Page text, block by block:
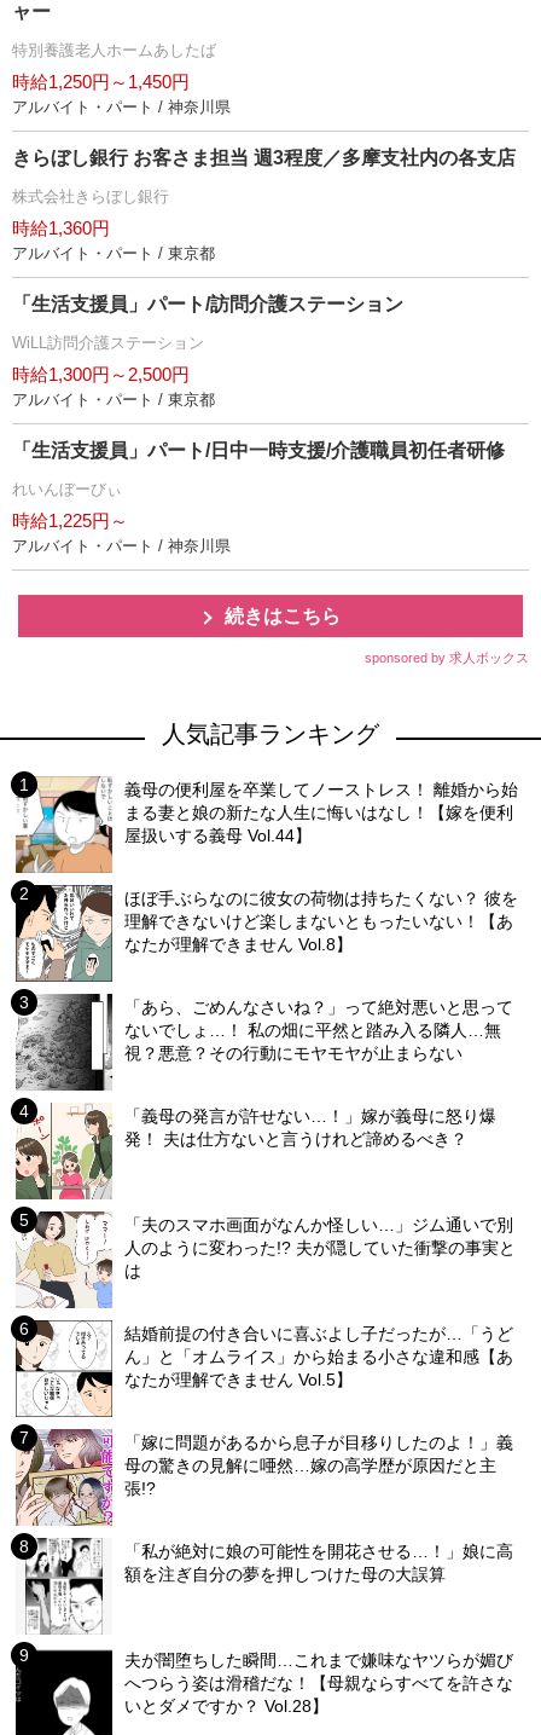
ャー
特別養護老人ホームあしたば
時給1,250円～1,450円
アルバイト・パート / 神奈川県
きらぼし銀行 お客さま担当 週3程度／多摩支社内の各支店
株式会社きらぼし銀行
時給1,360円
アルバイト・パート / 東京都
「生活支援員」パート/訪問介護ステーション
WiLL訪問介護ステーション
時給1,300円～2,500円
アルバイト・パート / 東京都
「生活支援員」パート/日中一時支援/介護職員初任者研修
れいんぼーびぃ
時給1,225円～
アルバイト・パート / 神奈川県
続きはこちら
sponsored by 求人ボックス
人気記事ランキング
義母の便利屋を卒業してノーストレス！ 離婚から始
まる妻と娘の新たな人生に悔いはなし！【嫁を便利
屋扱いする義母 Vol.44】
ほぼ手ぶらなのに彼女の荷物は持ちたくない？ 彼を
理解できないけど楽しまないともったいない！【あ
なたが理解できません Vol.8】
「あら、ごめんなさいね？」って絶対悪いと思って
ないでしょ…！ 私の畑に平然と踏み入る隣人…無
視？悪意？その行動にモヤモヤが止まらない
「義母の発言が許せない…！」嫁が義母に怒り爆
発！ 夫は仕方ないと言うけれど諦めるべき？
「夫のスマホ画面がなんか怪しい…」ジム通いで別
人のように変わった!? 夫が隠していた衝撃の事実と
は
結婚前提の付き合いに喜ぶよし子だったが…「うど
ん」と「オムライス」から始まる小さな違和感【あ
なたが理解できません Vol.5】
「嫁に問題があるから息子が目移りしたのよ！」義
母の驚きの見解に唖然…嫁の高学歴が原因だと主
張!?
「私が絶対に娘の可能性を開花させる…！」娘に高
額を注ぎ自分の夢を押しつけた母の大誤算
夫が闇堕ちした瞬間…これまで嫌味なヤツらが媚び
へつらう姿は滑稽だな！【母親ならすべてを許さな
いとダメですか？ Vol.28】